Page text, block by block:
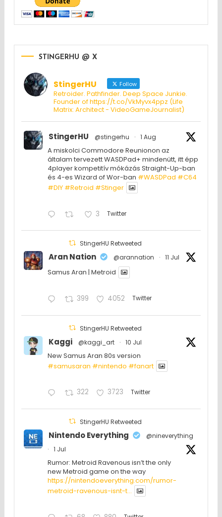
STINGERHU @ X
StingerHU Follow
Retroider. Pathfinder. Deep Space Junkie.
Founder of https://t.co/VkMyvx4ppz (Life
Matrix: Architect - VideoGameJournalist)
StingerHU @stingerhu · 1 Aug
A miskolci Commodore Reunionon az
általam tervezett WASDPad+ mindenütt, itt épp
4player kompetitív mókázás Straight-Up-ban
és 4-es Wizard of Wor-ban #WASDPad #C64
#DIY #Retroid #Stinger
3 Twitter
StingerHU Retweeted
Aran Nation @arannation · 11 Jul
Samus Aran | Metroid
399 4052 Twitter
StingerHU Retweeted
Kaggi @kaggi_art · 10 Jul
New Samus Aran 80s version
#samusaran #nintendo #fanartㅤㅤㅤㅤ
322 3723 Twitter
StingerHU Retweeted
Nintendo Everything
@nineverything
·
1 Jul
Rumor: Metroid Ravenous isn’t the only
new Metroid game on the way
https://nintendoeverything.com/rumor-
metroid-ravenous-isnt-t...